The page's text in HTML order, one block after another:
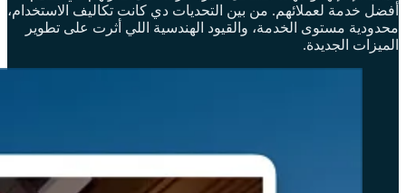
أفضل خدمة لعملائهم. من بين التحديات دي كانت تكاليف الاستخدام،
محدودية مستوى الخدمة، والقيود الهندسية اللي أثرت على تطوير
الميزات الجديدة.